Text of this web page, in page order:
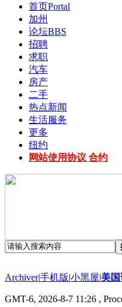
首页Portal
加州
论坛BBS
招聘
求职
汽车
房产
二手
热点新闻
生活服务
更多
纽约
网站使用协议 合约
Archiver|手机版|小黑屋|美
GMT-6, 2026-8-7 11:26 ,